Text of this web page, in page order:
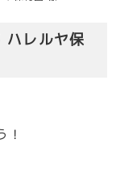
ハレルヤ保